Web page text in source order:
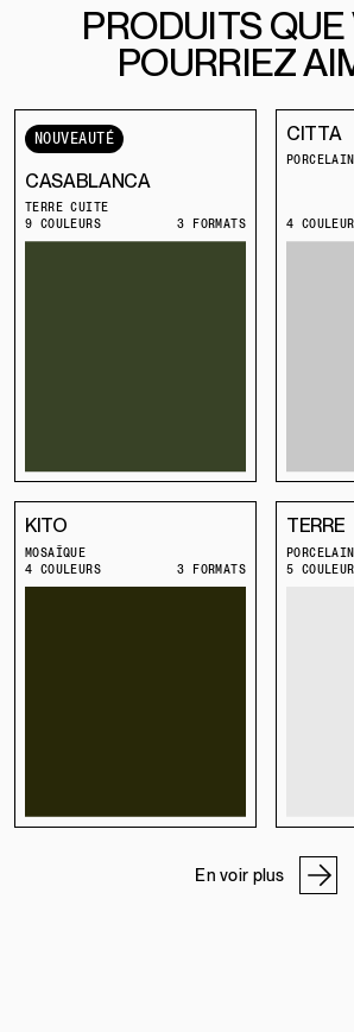
PRODUITS
POURRIEZ
NOUVEAUTÉ
CASABLANCA
TERRE CUITE
9 COULEURS
3 FORMATS
CITTA
4
KITO
MOSAÏQUE
4 COULEURS
3 FORMATS
TERRE
5
En voir plus